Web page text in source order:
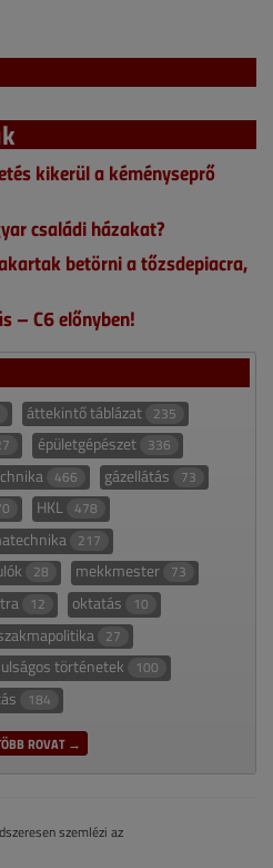
kikerül a kéményseprő
családi házakat?
betörni a tőzsdepiacra,
– C6 előnyben!
áttekintő táblázat 235
épületgépészet 336
466 gázellátás 73
HKL 478
217
28 mekkmester 73
12 oktatás 10
27
történetek 100
184
ROVAT →
szemlézi az